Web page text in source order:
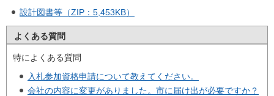
設計図書等（ZIP：5,453KB）
よくある質問
特によくある質問
入札参加資格申請について教えてください。
会社の内容に変更がありました。市に届け出が必要ですか？